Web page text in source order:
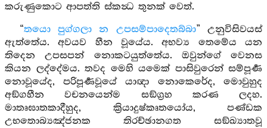
කරුණුකොට ආපත්ති ස්කන්‍ධ තුනක් වෙත්.
“තයො පුග්ගලා න උපසම්පාදෙතබ්බා” උනුවිසිවයස්
ඇත්තේය. අවයව හීන වූයේය. අභව්‍ය තෙමේය යන
තිදෙන උපසපන් නොකටයුත්තේය. ඔවුන්ගේ වෙනස
කියන ලද්දේමය. තවද මෙහි යමෙක් පාසිවුරෙන් සම්පූර්‍ණ
නොවූයේද, පරිපූර්‍ණවූයේ යාඥා නොකෙරේද, මොවුහුද
අඞ්ගහීන වචනයෙන්ම සඞ්ග්‍රහ කරණ ලදහ.
මාතෘඝාතකාදීහුද, ක්‍රියාදුෂ්කෘතයෝය, පණ්ඩක
උභතොබ්‍යඤ්ජනක තිරච්ඡානගත සඞ්ඛ්‍යාතවූ